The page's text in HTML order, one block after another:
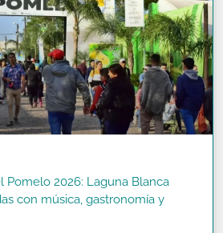
Pomelo 2026: Laguna Blanca
con música, gastronomía y